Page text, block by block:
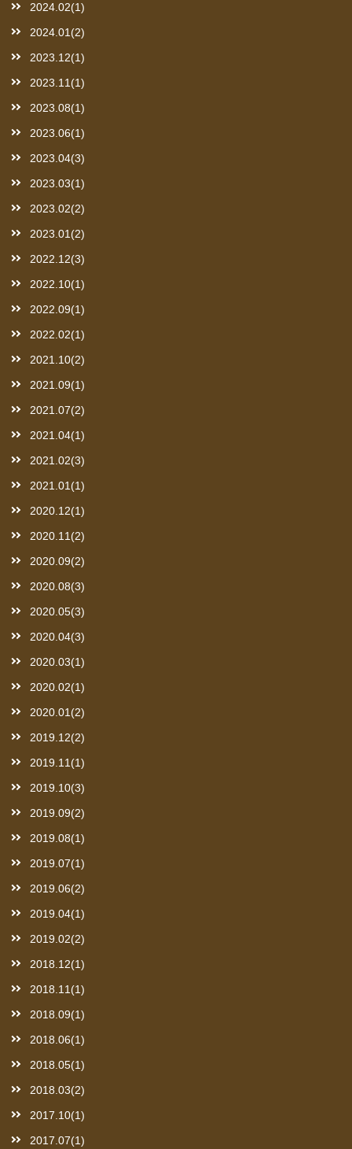
2024.02(1)
2024.01(2)
2023.12(1)
2023.11(1)
2023.08(1)
2023.06(1)
2023.04(3)
2023.03(1)
2023.02(2)
2023.01(2)
2022.12(3)
2022.10(1)
2022.09(1)
2022.02(1)
2021.10(2)
2021.09(1)
2021.07(2)
2021.04(1)
2021.02(3)
2021.01(1)
2020.12(1)
2020.11(2)
2020.09(2)
2020.08(3)
2020.05(3)
2020.04(3)
2020.03(1)
2020.02(1)
2020.01(2)
2019.12(2)
2019.11(1)
2019.10(3)
2019.09(2)
2019.08(1)
2019.07(1)
2019.06(2)
2019.04(1)
2019.02(2)
2018.12(1)
2018.11(1)
2018.09(1)
2018.06(1)
2018.05(1)
2018.03(2)
2017.10(1)
2017.07(1)